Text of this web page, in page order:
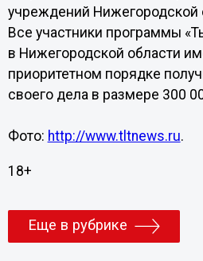
учреждений Нижегородской
Все участники программы
в Нижегородской области
приоритетном порядке
своего дела в размере 300
Фото: http://www.tltnews.ru.
18+
Еще в рубрике